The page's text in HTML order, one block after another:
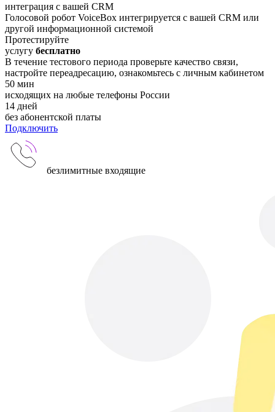
интеграция с вашей CRM
Голосовой робот VoiceBox интегри­руется с вашей CRM или
другой информационной системой
Протестируйте
услугу бесплатно
В течение тестового периода проверьте качество связи,
настройте переадресацию, ознакомьтесь с личным кабинетом
50 мин
исходящих на любые телефоны России
14 дней
без абонентской платы
Подключить
безлимитные входящие